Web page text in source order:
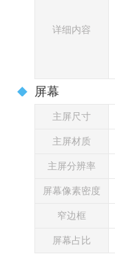
详细内容
屏幕
主屏尺寸
主屏材质
主屏分辨率
屏幕像素密度
窄边框
屏幕占比